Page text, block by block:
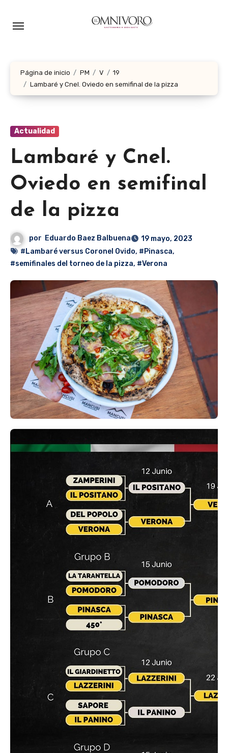
Página de inicio PM V
19
Lambaré y Cnel. Oviedo en semifinal de la pizza
Actualidad
Lambaré y Cnel.
Oviedo en semifinal
de la pizza
por Eduardo Baez Balbuena
19 mayo, 2023
#Lambaré versus Coronel Ovido, #Pinasca,
#semifinales del torneo de la pizza, #Verona